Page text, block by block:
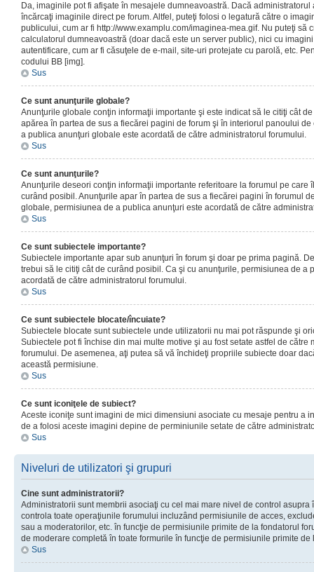
Da, imaginile pot fi afişate în mesajele dumneavoastră. Dacă
încărcaţi imaginile direct pe forum. Altfel, puteţi folosi o legatură către o
publicului, cum ar fi http://www.examplu.com/imaginea-mea.gif. Nu puteţi să
calculatorul dumneavoastră (doar dacă este un server public), nici cu
autentificare, cum ar fi căsuţele de e-mail, site-uri protejate cu parolă, etc.
codului BB [img].
Sus
Ce sunt anunţurile globale?
Anunţurile globale conţin informaţii importante şi este indicat să le citiţi cât
apărea în partea de sus a fiecărei pagini de forum şi în interiorul panoului
a publica anunţuri globale este acordată de către administratorul forumului.
Sus
Ce sunt anunţurile?
Anunţurile deseori conţin informaţii importante referitoare la forumul pe care
curând posibil. Anunţurile apar în partea de sus a fiecărei pagini în forumul
globale, permisiunea de a publica anunţuri este acordată de către
Sus
Ce sunt subiectele importante?
Subiectele importante apar sub anunţuri în forum şi doar pe prima pagină.
trebui să le citiţi cât de curând posibil. Ca şi cu anunţurile, permisiunea de a
acordată de către administratorul forumului.
Sus
Ce sunt subiectele blocate/încuiate?
Subiectele blocate sunt subiectele unde utilizatorii nu mai pot răspunde şi
Subiectele pot fi închise din mai multe motive şi au fost setate astfel de către
forumului. De asemenea, aţi putea să vă închideţi propriile subiecte doar
această permisiune.
Sus
Ce sunt iconiţele de subiect?
Aceste iconiţe sunt imagini de mici dimensiuni asociate cu mesaje pentru a
de a folosi aceste imagini depine de perminiunile setate de către
Sus
Niveluri de utilizatori şi grupuri
Cine sunt administratorii?
Administratorii sunt membrii asociaţi cu cel mai mare nivel de control asupra
controla toate operaţiunile forumului incluzând permisiunile de acces,
sau a moderatorilor, etc. în funcţie de permisiunile primite de la fondatorul
de moderare completă în toate formurile în funcţie de permisiunile primite de
Sus